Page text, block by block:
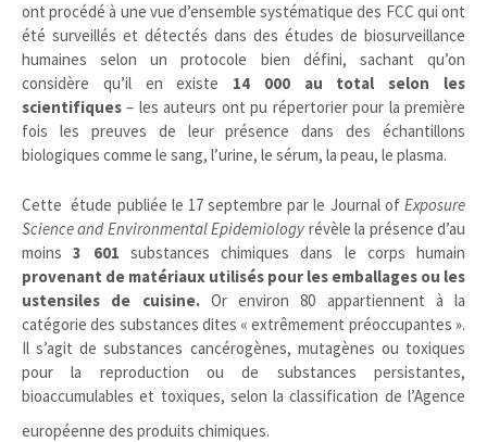
ont procédé à une vue d’ensemble systématique des FCC qui ont
été surveillés et détectés dans des études de biosurveillance
humaines selon un protocole bien défini, sachant qu’on
considère qu’il en existe 14 000 au total selon les
scientifiques – les auteurs ont pu répertorier pour la première
fois les preuves de leur présence dans des échantillons
biologiques comme le sang, l’urine, le sérum, la peau, le plasma.
Cette étude publiée le 17 septembre par le Journal of Exposure
Science and Environmental Epidemiology révèle la présence d’au
moins3 601 substances chimiques dans le corps humain
provenant de matériaux utilisés pour les emballages ou les
ustensiles de cuisine.Or environ 80 appartiennent à la
catégorie des substances dites « extrêmement préoccupantes ».
Il s’agit de substances cancérogènes, mutagènes ou toxiques
pour la reproduction ou de substances persistantes,
bioaccumulables et toxiques, selon la classification de l’Agence
européenne des produits chimiques.